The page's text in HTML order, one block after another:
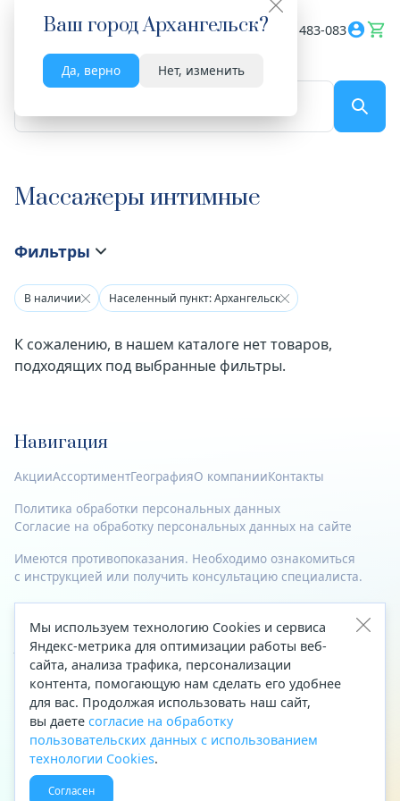
Ваш городАрхангельск?
Да, верно Нет, изменить
Весь сайт 8182 483-083
Массажеры интимные
Фильтры
В наличии Населенный пункт: Архангельск
К сожалению, в нашем каталоге нет товаров,
подходящих под выбранные фильтры.
Навигация
АкцииАссортиментГеографияО компанииКонтакты
Политика обработки персональных данных
Согласие на обработку персональных данных на сайте
Имеются противопоказания. Необходимо ознакомиться
с инструкцией или получить консультацию специалиста.
© 2023—2026 Все права защищены.
Адрес
Архангельск, ул. Папанина, д. 19 (вход в здание со стороны
автоцентра «Тойота»)
Приемная Генерального директора
Телефон
+7 (8182) 63-60-31
Факс
+7 (8182) 68-66-71
Эл. почта
office@aptekaf.ru
Мы используем технологию Cookies и сервиса
Яндекс-метрика для оптимизации работы веб-
сайта, анализа трафика, персонализации
контента, помогающую нам сделать его удобнее
для вас. Продолжая использовать наш сайт,
вы даете согласие на обработку
пользовательских данных с использованием
технологии Cookies.
Согласен